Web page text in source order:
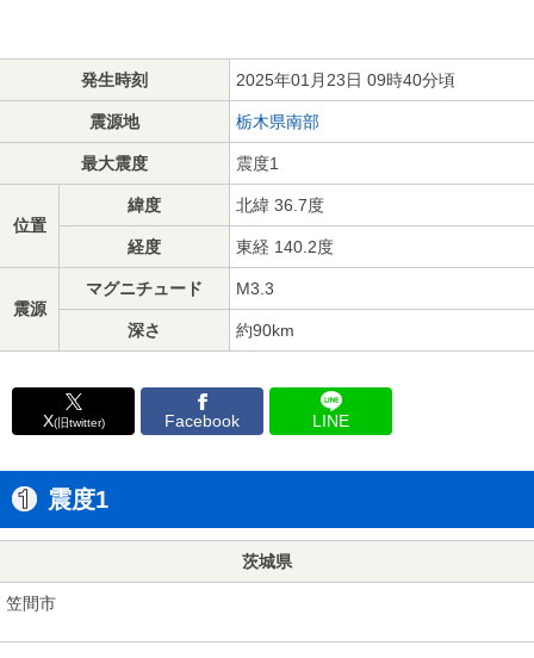
発生時刻 2025年01月23日 09時40分頃
震源地 栃木県南部
最大震度 震度1
位置
緯度 北緯 36.7度
経度 東経 140.2度
震源
マグニチュード M3.3
深さ 約90km
X(旧twitter) Facebook LINE
震度1
茨城県
笠間市